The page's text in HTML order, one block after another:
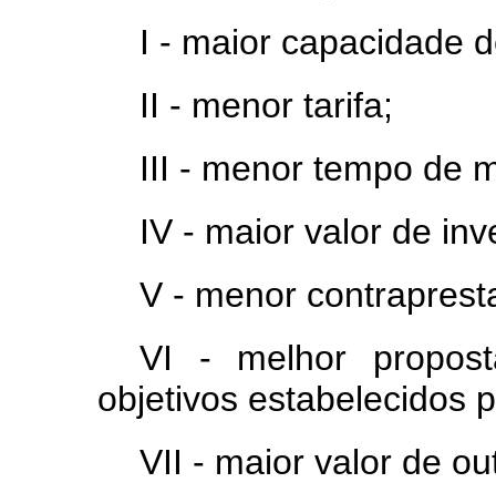
I - maior capacidade
II - menor tarifa;
III - menor tempo de
IV - maior valor de
V - menor
VI - melhor
objetivos estabelecidos
VII - maior valor de